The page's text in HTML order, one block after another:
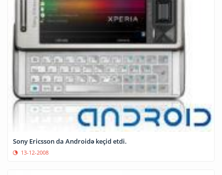
Sony Ericsson da Androidə keçid etdi.
13-12-2008